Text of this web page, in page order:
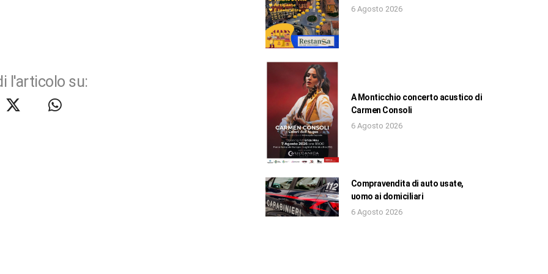
l'articolo su:
6 Agosto 2026
A Monticchio concerto acustico di
Carmen Consoli
6 Agosto 2026
Compravendita di auto usate,
uomo ai domiciliari
6 Agosto 2026